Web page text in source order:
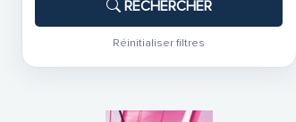
RECHERCHER
Réinitialiser filtres